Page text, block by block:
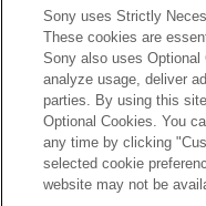
Configuração
ruído
Alterar a
Otimizar o
Rastreamento
espacial e
Alterar a
conexão
de som
a configuração de
da conexão
Seguinte
Configuração do
Sony uses Strictly
These cookies are
Sony also uses
analyze usage, deliver
parties. By using this
Optional Cookies. You
any time by clicking
selected cookie
website may not be